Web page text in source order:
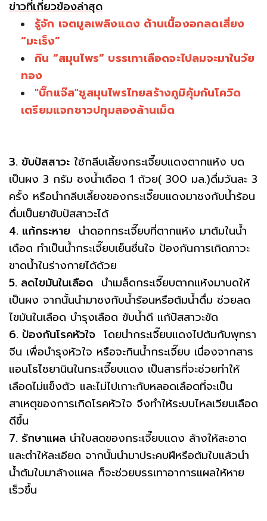
ข่าวที่เกี่ยวข้องล่าสุด
รู้จัก เจตมูลเพลิงแดง ต้านเนื้องอกลดเสี่ยง
“มะเร็ง”
กิน “สมุนไพร” บรรเทาเลือดจะไปลมจะมาในวัย
ทอง
"บิ๊กแจ๊ส"ชูสมุนไพรไทยสร้างภูมิคุ้มกันโควิด
เตรียมแจกชาวปทุมสองล้านเม็ด
3. ขับปัสสาวะ ใช้กลีบเลี้ยงกระเจี๊ยบแดงตากแห้ง บด
เป็นผง 3 กรัม ชงน้ำเดือด 1 ถ้วย( 300 มล.)ดื่มวันละ 3
ครั้ง หรือนำกลีบเลี้ยงของกระเจี๊ยบแดงมาชงกับน้ำร้อน
ดื่มเป็นยาขับปัสสาวะได้
4. แก้กระหาย นำดอกกระเจี๊ยบที่ตากแห้ง มาต้มในน้ำ
เดือด ทำเป็นน้ำกระเจี๊ยบเย็นชื่นใจ ป้องกันการเกิดภาวะ
ขาดน้ำในร่างกายได้ด้วย
5. ลดไขมันในเลือด นำเมล็ดกระเจี๊ยบตากแห้งมาบดให้
เป็นผง จากนั้นนำมาชงกับน้ำร้อนหรือต้มน้ำดื่ม ช่วยลด
ไขมันในเลือด บำรุงเลือด ขับน้ำดี แก้ปัสสาวะขัด
6. ป้องกันโรคหัวใจ โดยนำกระเจี๊ยบแดงไปต้มกับพุทรา
จีน เพื่อบำรุงหัวใจ หรือจะกินน้ำกระเจี๊ยบ เนื่องจากสาร
แอนโธไซยานินในกระเจี๊ยบแดง เป็นสารที่จะช่วยทำให้
เลือดไม่แข็งตัว และไม่ไปเกาะกับหลอดเลือดที่จะเป็น
สาเหตุของการเกิดโรคหัวใจ จึงทำให้ระบบไหลเวียนเลือด
ดีขึ้น
7. รักษาแผล นำใบสดของกระเจี๊ยบแดง ล้างให้สะอาด
และตำให้ละเอียด จากนั้นนำมาประคบฝีหรือต้มใบแล้วนำ
น้ำต้มใบมาล้างแผล ก็จะช่วยบรรเทาอาการแผลให้หาย
เร็วขึ้น